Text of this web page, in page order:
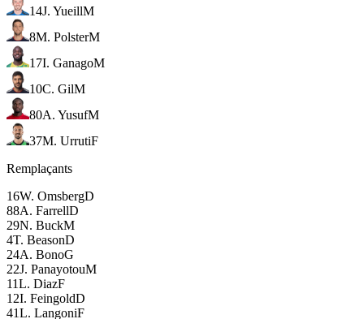
14J. YueillM
8M. PolsterM
17I. GanagoM
10C. GilM
80A. YusufM
37M. UrrutiF
Remplaçants
16W. OmsbergD
88A. FarrellD
29N. BuckM
4T. BeasonD
24A. BonoG
22J. PanayotouM
11L. DiazF
12I. FeingoldD
41L. LangoniF